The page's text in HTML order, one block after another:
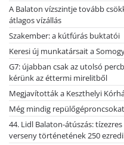
A Balaton vízszintje tovább
átlagos vízállás
Szakember: a kútfúrás buktatói
Keresi új munkatársait a
G7: újabban csak az utolsó
kérünk az éttermi mirelitből
Megjavították a Keszthelyi
Még mindig
44. Lidl Balaton-átúszás:
verseny történetének 250